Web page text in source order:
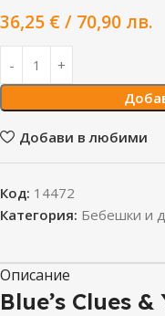
36,25 €/ 70,90 лв.
Добави в любими
Код: 14472
Категория: Бебешки и
Описание
Blue’s Clues